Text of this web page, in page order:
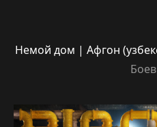
Немой дом | Афгон